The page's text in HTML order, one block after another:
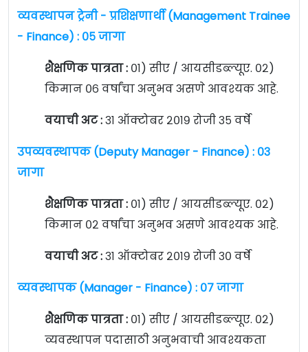
व्यवस्थापन ट्रेनी - प्रशिक्षणार्थी (Management Trainee
- Finance) : ०५ जागा
शैक्षणिक पात्रता : ०१) सीए / आयसीडब्ल्यूए. ०२)
किमान ०६ वर्षांचा अनुभव असणे आवश्यक आहे.
वयाची अट :३१ ऑक्टोबर २०१९ रोजी ३५ वर्षे
उपव्यवस्थापक (Deputy Manager - Finance) : ०३
जागा
शैक्षणिक पात्रता : ०१) सीए / आयसीडब्ल्यूए. ०२)
किमान ०२ वर्षांचा अनुभव असणे आवश्यक आहे.
वयाची अट :३१ ऑक्टोबर २०१९ रोजी ३० वर्षे
व्यवस्थापक (Manager - Finance) : ०७ जागा
शैक्षणिक पात्रता : ०१) सीए / आयसीडब्ल्यूए. ०२)
व्यवस्थापन पदासाठी अनुभवाची आवश्यकता